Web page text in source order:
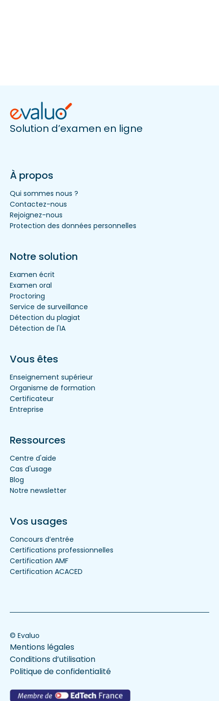
Solution d’examen en ligne
À propos
Qui sommes nous ?
Contactez-nous
Rejoignez-nous
Protection des données personnelles
Notre solution
Examen écrit
Examen oral
Proctoring
Service de surveillance
Détection du plagiat
Détection de l'IA
Vous êtes
Enseignement supérieur
Organisme de formation
Certificateur
Entreprise
Ressources
Centre d'aide
Cas d'usage
Blog
Notre newsletter
Vos usages
Concours d’entrée
Certifications professionnelles
Certification AMF
Certification ACACED
© Evaluo
Mentions légales
Conditions d’utilisation
Politique de confidentialité